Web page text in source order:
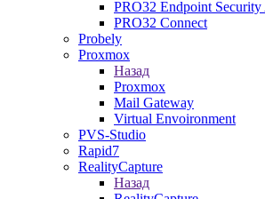
PRO32 Endpoint Security
PRO32 Connect
Probely
Proxmox
Назад
Proxmox
Mail Gateway
Virtual Envoironment
PVS-Studio
Rapid7
RealityCapture
Назад